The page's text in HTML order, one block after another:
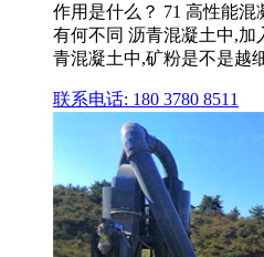
作用是什么？ 71 高性能
有何不同 沥青混凝土中,加
青混凝土中,矿粉是不是越
联系电话: 180 3780 8511